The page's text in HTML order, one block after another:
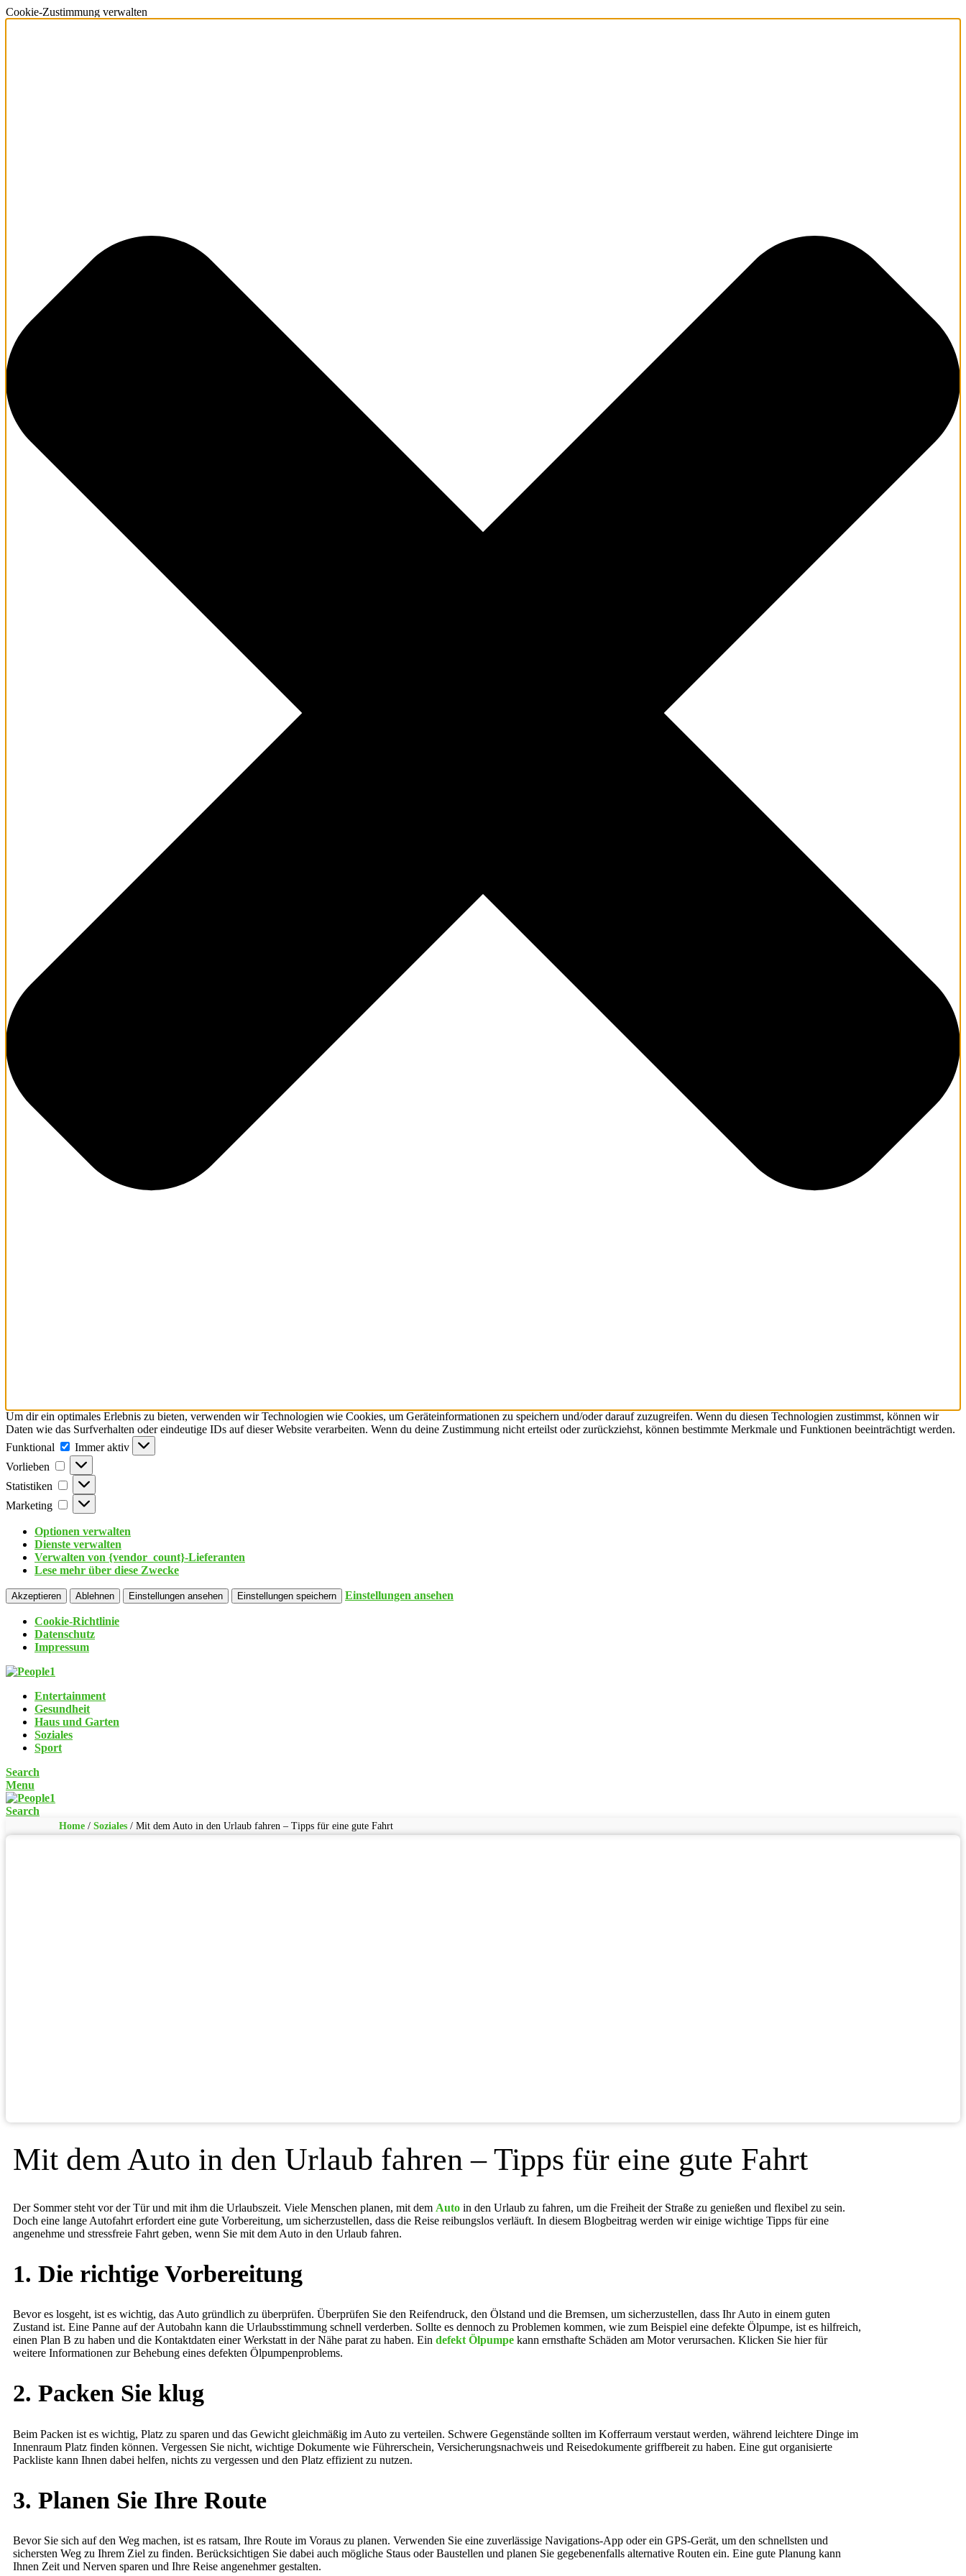
Cookie-Zustimmung verwalten
Um dir ein optimales Erlebnis zu bieten, verwenden wir Technologien wie Cookies, um Geräteinformationen zu speichern und/oder darauf zuzugreifen. Wenn du diesen Technologien zustimmst, können wir
Daten wie das Surfverhalten oder eindeutige IDs auf dieser Website verarbeiten. Wenn du deine Zustimmung nicht erteilst oder zurückziehst, können bestimmte Merkmale und Funktionen beeinträchtigt werden.
Funktional
Immer aktiv
Vorlieben
Statistiken
Marketing
Optionen verwalten
Dienste verwalten
Verwalten von {vendor_count}-Lieferanten
Lese mehr über diese Zwecke
Akzeptieren Ablehnen Einstellungen ansehen Einstellungen speichern Einstellungen ansehen
Cookie-Richtlinie
Datenschutz
Impressum
Entertainment
Gesundheit
Haus und Garten
Soziales
Sport
Search
Menu
Search
Home / Soziales / Mit dem Auto in den Urlaub fahren – Tipps für eine gute Fahrt
Mit dem Auto in den Urlaub fahren – Tipps für eine gute Fahrt
Der Sommer steht vor der Tür und mit ihm die Urlaubszeit. Viele Menschen planen, mit dem Auto in den Urlaub zu fahren, um die Freiheit der Straße zu genießen und flexibel zu sein.
Doch eine lange Autofahrt erfordert eine gute Vorbereitung, um sicherzustellen, dass die Reise reibungslos verläuft. In diesem Blogbeitrag werden wir einige wichtige Tipps für eine
angenehme und stressfreie Fahrt geben, wenn Sie mit dem Auto in den Urlaub fahren.
1. Die richtige Vorbereitung
Bevor es losgeht, ist es wichtig, das Auto gründlich zu überprüfen. Überprüfen Sie den Reifendruck, den Ölstand und die Bremsen, um sicherzustellen, dass Ihr Auto in einem guten
Zustand ist. Eine Panne auf der Autobahn kann die Urlaubsstimmung schnell verderben. Sollte es dennoch zu Problemen kommen, wie zum Beispiel eine defekte Ölpumpe, ist es hilfreich,
einen Plan B zu haben und die Kontaktdaten einer Werkstatt in der Nähe parat zu haben. Ein defekt Ölpumpe kann ernsthafte Schäden am Motor verursachen. Klicken Sie hier für
weitere Informationen zur Behebung eines defekten Ölpumpenproblems.
2. Packen Sie klug
Beim Packen ist es wichtig, Platz zu sparen und das Gewicht gleichmäßig im Auto zu verteilen. Schwere Gegenstände sollten im Kofferraum verstaut werden, während leichtere Dinge im
Innenraum Platz finden können. Vergessen Sie nicht, wichtige Dokumente wie Führerschein, Versicherungsnachweis und Reisedokumente griffbereit zu haben. Eine gut organisierte
Packliste kann Ihnen dabei helfen, nichts zu vergessen und den Platz effizient zu nutzen.
3. Planen Sie Ihre Route
Bevor Sie sich auf den Weg machen, ist es ratsam, Ihre Route im Voraus zu planen. Verwenden Sie eine zuverlässige Navigations-App oder ein GPS-Gerät, um den schnellsten und
sichersten Weg zu Ihrem Ziel zu finden. Berücksichtigen Sie dabei auch mögliche Staus oder Baustellen und planen Sie gegebenenfalls alternative Routen ein. Eine gute Planung kann
Ihnen Zeit und Nerven sparen und Ihre Reise angenehmer gestalten.